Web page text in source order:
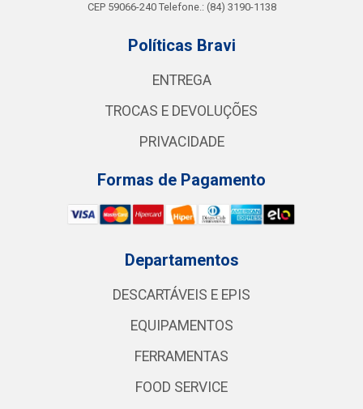
CEP 59066-240 Telefone.: (84) 3190-1138
Políticas Bravi
ENTREGA
TROCAS E DEVOLUÇÕES
PRIVACIDADE
Formas de Pagamento
Departamentos
DESCARTÁVEIS E EPIS
EQUIPAMENTOS
FERRAMENTAS
FOOD SERVICE